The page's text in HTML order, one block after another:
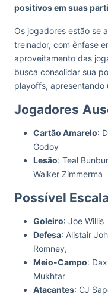
positivos em suas
Os jogadores estão se
treinador, com ênfase
aproveitamento das
busca consolidar sua
playoffs,
Jogadores
Cartão Amarelo:
Godoy
Lesão: Teal
Walker Zimmerma
Possível
Goleiro: Joe Willis
Defesa: Alistair
Romney,
Meio-Campo:
Mukhtar
Atacantes: CJ